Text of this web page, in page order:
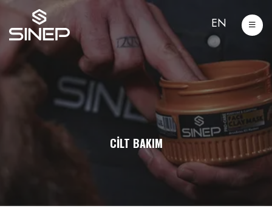
EN
CİLT BAKIM